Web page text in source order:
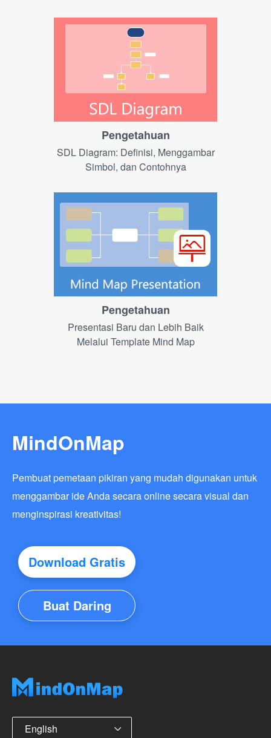
Pengetahuan
SDL Diagram: Definisi, Menggambar
Simbol, dan Contohnya
Pengetahuan
Presentasi Baru dan Lebih Baik
Melalui Template Mind Map
MindOnMap
Pembuat pemetaan pikiran yang mudah digunakan untuk
menggambar ide Anda secara online secara visual dan
menginspirasi kreativitas!
Download Gratis
Buat Daring
English